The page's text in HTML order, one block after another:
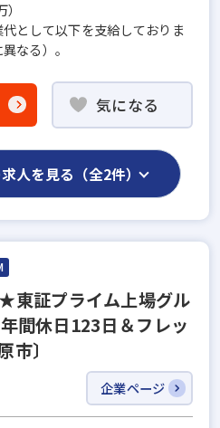
として以下を支給しておりま
なる）。
気になる
人を見る（全2件）
東証プライム上場グル
間休日123日＆フレッ
市〕
企業ページ